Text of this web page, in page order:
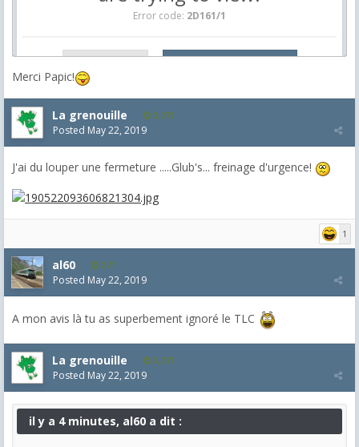
Merci Papic!
La grenouille 3,271
Posted May 22, 2019
J'ai du louper une fermeture .....Glub's... freinage d'urgence!
1
al60 271
Posted May 22, 2019
A mon avis là tu as superbement ignoré le TLC
La grenouille 3,271
Posted May 22, 2019
il y a 4 minutes, al60 a dit :